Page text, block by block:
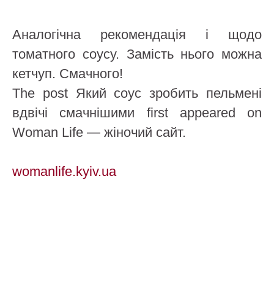
Аналогічна рекомендація і щодо
томатного соусу. Замість нього можна
кетчуп. Смачного!
The post Який соус зробить пельмені
вдвічі смачнішими first appeared on
Woman Life — жіночий сайт.
womanlife.kyiv.ua